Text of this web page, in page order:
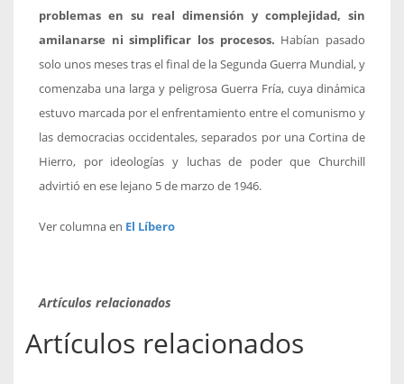
problemas en su real dimensión y complejidad, sin
amilanarse ni simplificar los procesos. Habían pasado
solo unos meses tras el final de la Segunda Guerra Mundial, y
comenzaba una larga y peligrosa Guerra Fría, cuya dinámica
estuvo marcada por el enfrentamiento entre el comunismo y
las democracias occidentales, separados por una Cortina de
Hierro, por ideologías y luchas de poder que Churchill
advirtió en ese lejano 5 de marzo de 1946.
Ver columna en El Líbero
Artículos relacionados
Artículos relacionados